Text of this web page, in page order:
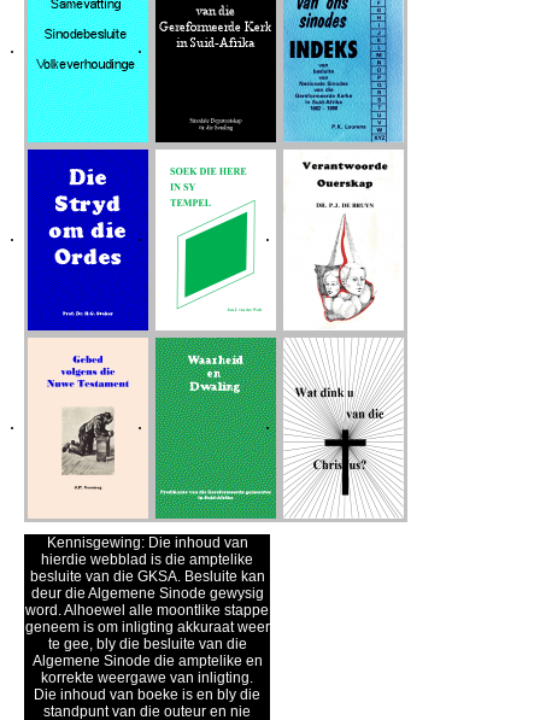
Kennisgewing: Die inhoud van
hierdie webblad is die amptelike
besluite van die GKSA. Besluite kan
deur die Algemene Sinode gewysig
word. Alhoewel alle moontlike stappe
geneem is om inligting akkuraat weer
te gee, bly die besluite van die
Algemene Sinode die amptelike en
korrekte weergawe van inligting.
Die inhoud van boeke is en bly die
standpunt van die outeur en nie